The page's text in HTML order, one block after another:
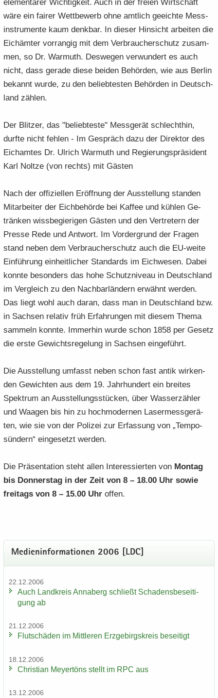
ele­men­ta­rer Wich­tig­keit. Auch in der frei­en Wirt­schaft
wäre ein fai­rer Wett­be­werb ohne amt­lich ge­eich­te Mess­
in­stru­men­te kaum denk­bar. In die­ser Hin­sicht ar­bei­ten die
Eich­äm­ter vor­ran­gig mit dem Ver­brau­cher­schutz zu­sam­
men, so Dr. War­muth. Des­we­gen ver­wun­dert es auch
nicht, dass ge­ra­de diese bei­den Be­hör­den, wie aus Ber­lin
be­kannt wurde, zu den be­lieb­tes­ten Be­hör­den in Deutsch­
land zäh­len.
Der Blit­zer, das "be­lieb­tes­te" Mess­ge­rät schlecht­hin,
durf­te nicht feh­len - Im Ge­spräch dazu der Di­rek­tor des
Eich­am­tes Dr. Ul­rich War­muth und Re­gie­rungs­prä­si­dent
Karl Nolt­ze (von rechts) mit Gäs­ten
Nach der of­fi­zi­el­len Er­öff­nung der Aus­stel­lung stan­den
Mit­ar­bei­ter der Eich­be­hör­de bei Kaf­fee und küh­len Ge­
trän­ken wiss­be­gie­ri­gen Gäs­ten und den Ver­tre­tern der
Pres­se Rede und Ant­wort. Im Vor­der­grund der Fra­gen
stand neben dem Ver­brau­cher­schutz auch die EU-​weite
Ein­füh­rung ein­heit­li­cher Stan­dards im Eich­we­sen. Dabei
konn­te be­son­ders das hohe Schutz­ni­veau in Deutsch­land
im Ver­gleich zu den Nach­bar­län­dern er­wähnt wer­den.
Das liegt wohl auch daran, dass man in Deutsch­land bzw.
in Sach­sen re­la­tiv früh Er­fah­run­gen mit die­sem Thema
sam­meln konn­te. Im­mer­hin wurde schon 1858 per Ge­setz
die erste Ge­wichts­re­ge­lung in Sach­sen ein­ge­führt.
Die Aus­stel­lung um­fasst neben schon fast antik wir­ken­
den Ge­wich­ten aus dem 19. Jahr­hun­dert ein brei­tes
Spek­trum an Aus­stel­lungs­stü­cken, über Was­ser­zäh­ler
und Waa­gen bis hin zu hoch­mo­der­nen La­ser­mess­ge­rä­
ten, wie sie von der Po­li­zei zur Er­fas­sung von „Tem­po­
sün­dern“ ein­ge­setzt wer­den.
Die Prä­sen­ta­ti­on steht allen In­ter­es­sier­ten von Mon­tag
bis Don­ners­tag in der Zeit von 8 – 18.00 Uhr sowie
frei­tags von 8 – 15.00 Uhr offen.
Me­di­en­in­for­ma­tio­nen 2006 [LDC]
22.12.2006
Auch Land­kreis An­na­berg schließt Scha­dens­be­sei­ti­
gung ab
21.12.2006
Flut­schä­den im Mitt­le­ren Erz­ge­birgs­kreis be­sei­tigt
18.12.2006
Chris­ti­an Mey­er­töns stellt im RPC aus
13.12.2006